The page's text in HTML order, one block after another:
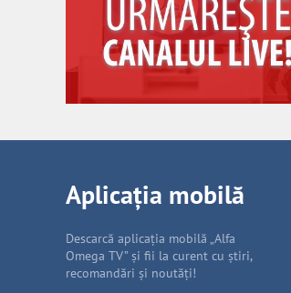
Aplicația mobilă
Descarcă aplicația mobilă „Alfa
Omega TV” și fii la curent cu știri,
recomandări și noutăți!